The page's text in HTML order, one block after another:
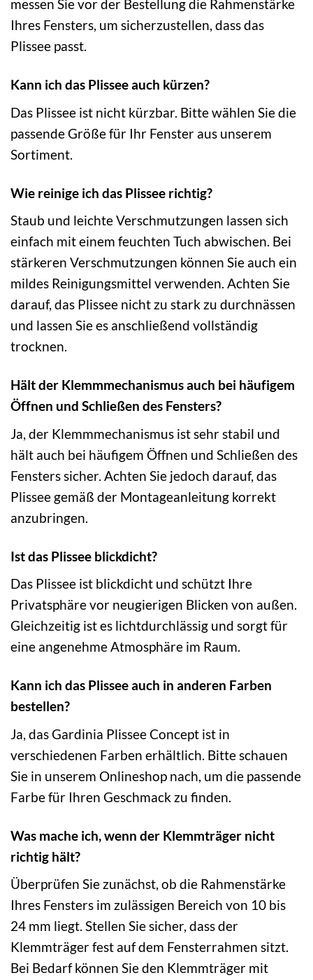
messen Sie vor der Bestellung die Rahmenstärke
Ihres Fensters, um sicherzustellen, dass das
Plissee passt.
Kann ich das Plissee auch kürzen?
Das Plissee ist nicht kürzbar. Bitte wählen Sie die
passende Größe für Ihr Fenster aus unserem
Sortiment.
Wie reinige ich das Plissee richtig?
Staub und leichte Verschmutzungen lassen sich
einfach mit einem feuchten Tuch abwischen. Bei
stärkeren Verschmutzungen können Sie auch ein
mildes Reinigungsmittel verwenden. Achten Sie
darauf, das Plissee nicht zu stark zu durchnässen
und lassen Sie es anschließend vollständig
trocknen.
Hält der Klemmmechanismus auch bei häufigem
Öffnen und Schließen des Fensters?
Ja, der Klemmmechanismus ist sehr stabil und
hält auch bei häufigem Öffnen und Schließen des
Fensters sicher. Achten Sie jedoch darauf, das
Plissee gemäß der Montageanleitung korrekt
anzubringen.
Ist das Plissee blickdicht?
Das Plissee ist blickdicht und schützt Ihre
Privatsphäre vor neugierigen Blicken von außen.
Gleichzeitig ist es lichtdurchlässig und sorgt für
eine angenehme Atmosphäre im Raum.
Kann ich das Plissee auch in anderen Farben
bestellen?
Ja, das Gardinia Plissee Concept ist in
verschiedenen Farben erhältlich. Bitte schauen
Sie in unserem Onlineshop nach, um die passende
Farbe für Ihren Geschmack zu finden.
Was mache ich, wenn der Klemmträger nicht
richtig hält?
Überprüfen Sie zunächst, ob die Rahmenstärke
Ihres Fensters im zulässigen Bereich von 10 bis
24 mm liegt. Stellen Sie sicher, dass der
Klemmträger fest auf dem Fensterrahmen sitzt.
Bei Bedarf können Sie den Klemmträger mit